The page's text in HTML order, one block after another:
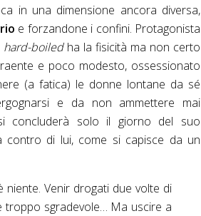
in una dimensione ancora diversa,
e forzandone i confini. Protagonista
hard-boiledha la fisicità ma non certo
e poco modesto, ossessionato
(a fatica) le donne lontane da sé
e da non ammettere mai
concluderà solo il giorno del suo
contro di lui, come si capisce da un
Venir drogati due volte di
troppo sgradevole… Ma uscire a